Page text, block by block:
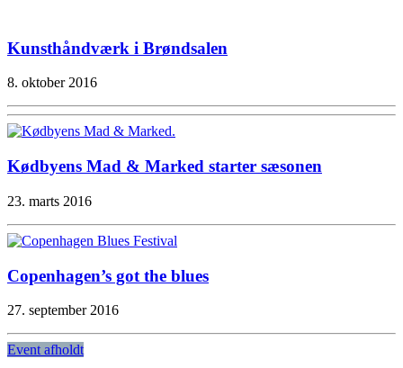
Kunsthåndværk i Brøndsalen
8. oktober 2016
Kødbyens Mad & Marked starter sæsonen
23. marts 2016
Copenhagen’s got the blues
27. september 2016
Event afholdt